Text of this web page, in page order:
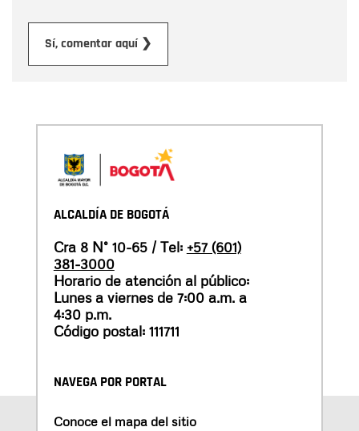
Sí, comentar aquí ❯
ALCALDÍA DE BOGOTÁ
Cra 8 N° 10-65 / Tel: +57 (601)
381-3000
Horario de atención al público:
Lunes a viernes de 7:00 a.m. a
4:30 p.m.
Código postal: 111711
NAVEGA POR PORTAL
Conoce el mapa del sitio